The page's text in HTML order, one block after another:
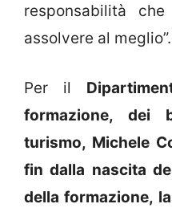
responsabilità
assolvere al meglio”.
Per il
formazione, dei
turismo, Michele
fin dalla nascita
della formazione,